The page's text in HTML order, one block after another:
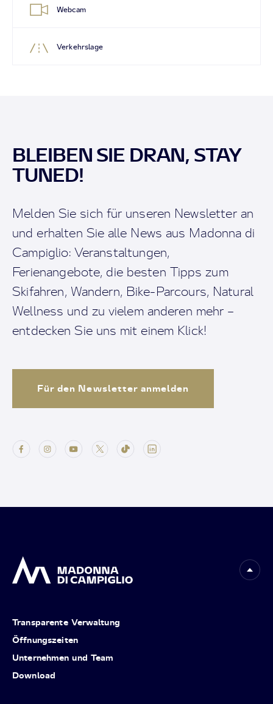
Webcam
Verkehrslage
BLEIBEN SIE DRAN, STAY
TUNED!
Melden Sie sich für unseren Newsletter an
und erhalten Sie alle News aus Madonna di
Campiglio: Veranstaltungen,
Ferienangebote, die besten Tipps zum
Skifahren, Wandern, Bike-Parcours, Natural
Wellness und zu vielem anderen mehr –
entdecken Sie uns mit einem Klick!
Für den Newsletter anmelden
Transparente Verwaltung
Öffnungszeiten
Unternehmen und Team
Download